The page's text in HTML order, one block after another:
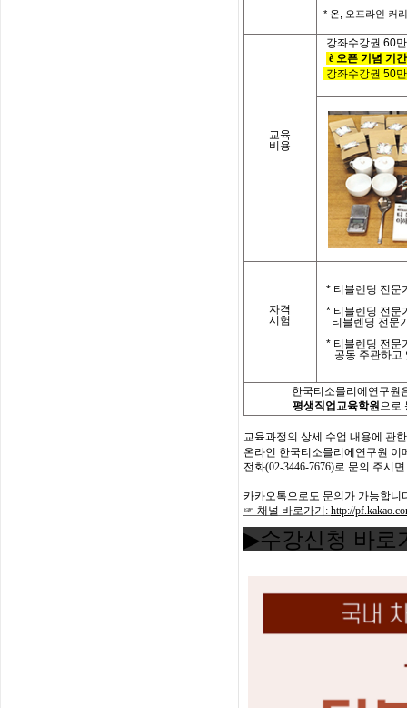
* 온, 오프라인 커
교육
비용
강좌수강권 60
è 오픈 기념 기
강좌수강권 50
자격
시험
* 티블렌딩 전문
* 티블렌딩 전문
티블렌딩 전문
* 티블렌딩 전문
공동 주관하고
한국티소믈리에연구원
평생직업교육학원으로
교육과정의 상세 수업 내용에 관한
온라인 한국티소믈리에 연구원 이
전화(02-3446-7676)로 문의 주시면
카카오톡으로도 문의가 가능합니
☞ 채널 바로가기 : http://
▶수강신청 바로